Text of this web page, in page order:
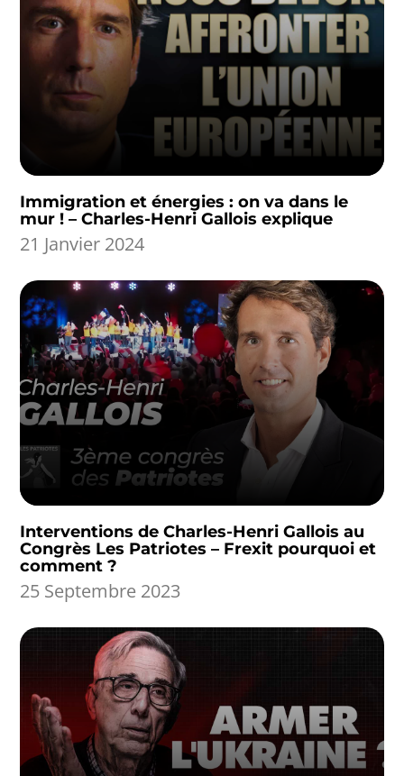
Immigration et énergies : on va dans le
mur ! – Charles-Henri Gallois explique
21 Janvier 2024
Interventions de Charles-Henri Gallois au
Congrès Les Patriotes – Frexit pourquoi et
comment ?
25 Septembre 2023